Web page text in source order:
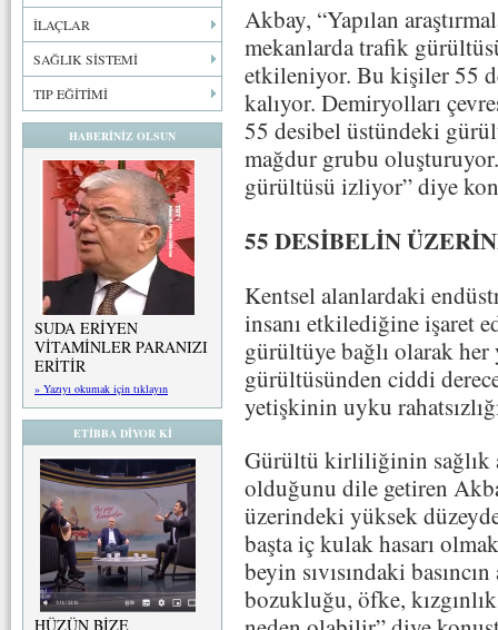
İLAÇLAR
SAĞLIK SİSTEMİ
TIP EĞİTİMİ
HABERİNİZ OLSUN
SUDA ERİYEN
VİTAMİNLER PARANIZI
ERİTİR
» Yazıyı okumak için tıklayın
ETİBBA DİYOR Kİ
HÜZÜN BİZE
Akbay, “Yapılan
mekanlarda trafik
etkileniyor. Bu kişiler 55
kalıyor. Demiryolları
55 desibel üstündeki
mağdur grubu
gürültüsü izliyor” diye
55 DESİBELİN
Kentsel alanlardaki
insanı etkilediğine işaret
gürültüye bağlı olarak
gürültüsünden ciddi
yetişkinin uyku
Gürültü kirliliğinin sağlık
olduğunu dile getiren
üzerindeki yüksek
başta iç kulak hasarı
beyin sıvısındaki
bozukluğu, öfke,